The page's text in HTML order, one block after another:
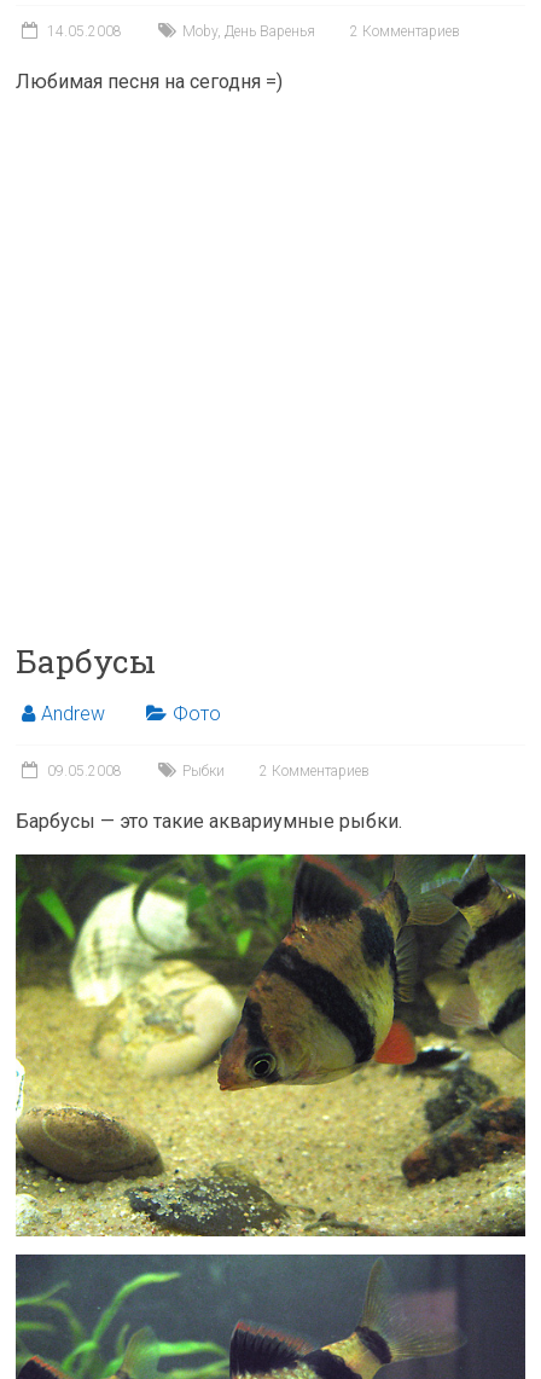
14.05.2008 Moby, День Варенья 2 Комментариев
Любимая песня на сегодня =)
Барбусы
Andrew Фото
09.05.2008 Рыбки 2 Комментариев
Барбусы — это такие аквариумные рыбки.